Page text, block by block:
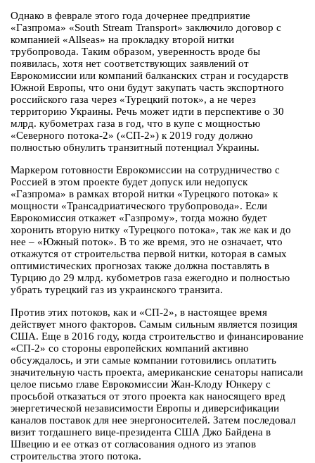
Однако в феврале этого года дочернее предприятие
«Газпрома» «South Stream Transport» заключило договор с
компанией «Allseas» на прокладку второй нитки
трубопровода. Таким образом, уверенность вроде бы
появилась, хотя нет соответствующих заявлений от
Еврокомиссии или компаний балканских стран и государств
Южной Европы, что они будут закупать часть экспортного
российского газа через «Турецкий поток», а не через
территорию Украины. Речь может идти в перспективе о 30
млрд. кубометрах газа в год, что в купе с мощностью
«Северного потока-2» («СП-2») к 2019 году должно
полностью обнулить транзитный потенциал Украины.
Маркером готовности Еврокомиссии на сотрудничество с
Россией в этом проекте будет допуск или недопуск
«Газпрома» в рамках второй нитки «Турецкого потока» к
мощности «Трансадриатического трубопровода». Если
Еврокомиссия откажет «Газпрому», тогда можно будет
хоронить вторую нитку «Турецкого потока», так же как и до
нее – «Южный поток». В то же время, это не означает, что
откажутся от строительства первой нитки, которая в самых
оптимистических прогнозах также должна поставлять в
Турцию до 29 млрд. кубометров газа ежегодно и полностью
убрать турецкий газ из украинского транзита.
Против этих потоков, как и «СП-2», в настоящее время
действует много факторов. Самым сильным является позиция
США. Еще в 2016 году, когда строительство и финансирование
«СП-2» со стороны европейских компаний активно
обсуждалось, и эти самые компании готовились оплатить
значительную часть проекта, американские сенаторы написали
целое письмо главе Еврокомиссии Жан-Клоду Юнкеру с
просьбой отказаться от этого проекта как наносящего вред
энергетической независимости Европы и диверсификации
каналов поставок для нее энергоносителей. Затем последовал
визит тогдашнего вице-президента США Джо Байдена в
Швецию и ее отказ от согласования одного из этапов
строительства этого потока.